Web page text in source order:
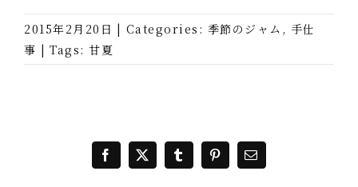
2015年2月20日 | Categories: 季節のジャム , 手仕
事 | Tags: 甘夏
Facebook
X TumblrPinterest
電